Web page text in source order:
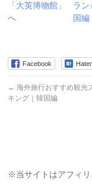
「大英博物館」
へ
ラン
国編
Facebook
← 海外旅行おすすめ観光
キング｜韓国編
※当サイトはアフィリ